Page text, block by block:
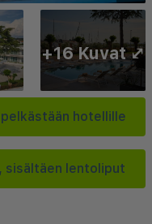
hotellille
sisältäen lentoliput
+16 Kuvat ⤢